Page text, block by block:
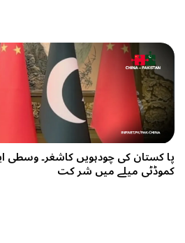
پا کستان کی چودہویں کاشغر۔ وسطی
کموڈٹی میلے میں شر کت